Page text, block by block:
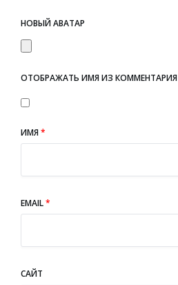
НОВЫЙ АВАТАР
ОТОБРАЖАТЬ ИМЯ ИЗ КОММЕНТАРИЯ
ИМЯ*
EMAIL*
САЙТ